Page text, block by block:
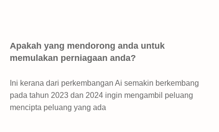
Apakah yang mendorong anda untuk
memulakan perniagaan anda?
Ini kerana dari perkembangan Ai semakin berkembang
pada tahun 2023 dan 2024 ingin mengambil peluang
mencipta peluang yang ada